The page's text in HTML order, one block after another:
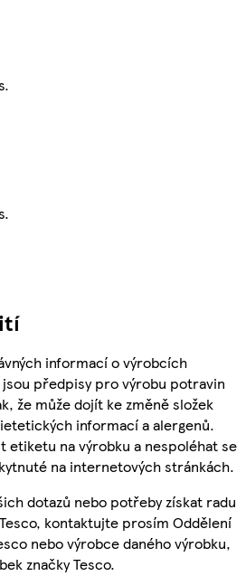
informací o výrobcích
předpisy pro výrobu potravin
že může dojít ke změně složek
informací a alergenů.
etiketu na výrobku a nespoléhat se
na internetových stránkách.
dotazů nebo potřeby získat radu
kontaktujte prosím Oddělení
nebo výrobce daného výrobku,
značky Tesco.